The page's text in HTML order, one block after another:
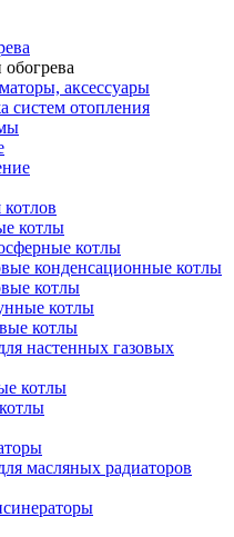
аксессуары
систем отопления
котлы
котлы
конденсационные котлы
котлы
котлы
котлы
настенных газовых
котлы
масляных радиаторов